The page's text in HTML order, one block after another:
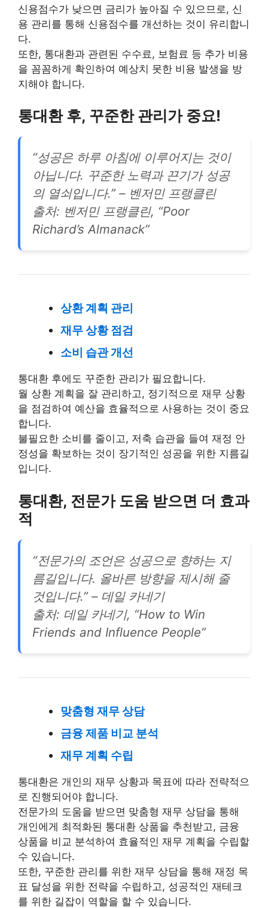
신용점수가 낮으면 금리가 높아질 수 있으므로, 신
용 관리를 통해 신용점수를 개선하는 것이 유리합니
다.
또한, 통대환과 관련된 수수료, 보험료 등 추가 비용
을 꼼꼼하게 확인하여 예상치 못한 비용 발생을 방
지해야 합니다.
통대환 후, 꾸준한 관리가 중요!
“성공은 하루 아침에 이루어지는 것이
아닙니다. 꾸준한 노력과 끈기가 성공
의 열쇠입니다.” – 벤저민 프랭클린
출처: 벤저민 프랭클린, “Poor
Richard’s Almanack”
상환 계획 관리
재무 상황 점검
소비 습관 개선
통대환 후에도 꾸준한 관리가 필요합니다.
월 상환 계획을 잘 관리하고, 정기적으로 재무 상황
을 점검하여 예산을 효율적으로 사용하는 것이 중요
합니다.
불필요한 소비를 줄이고, 저축 습관을 들여 재정 안
정성을 확보하는 것이 장기적인 성공을 위한 지름길
입니다.
통대환, 전문가 도움 받으면 더 효과
적
“전문가의 조언은 성공으로 향하는 지
름길입니다. 올바른 방향을 제시해 줄
것입니다.” – 데일 카네기
출처: 데일 카네기, “How to Win
Friends and Influence People”
맞춤형 재무 상담
금융 제품 비교 분석
재무 계획 수립
통대환은 개인의 재무 상황과 목표에 따라 전략적으
로 진행되어야 합니다.
전문가의 도움을 받으면 맞춤형 재무 상담을 통해
개인에게 최적화된 통대환 상품을 추천받고, 금융
상품을 비교 분석하여 효율적인 재무 계획을 수립할
수 있습니다.
또한, 꾸준한 관리를 위한 재무 상담을 통해 재정 목
표 달성을 위한 전략을 수립하고, 성공적인 재테크
를 위한 길잡이 역할을 할 수 있습니다.